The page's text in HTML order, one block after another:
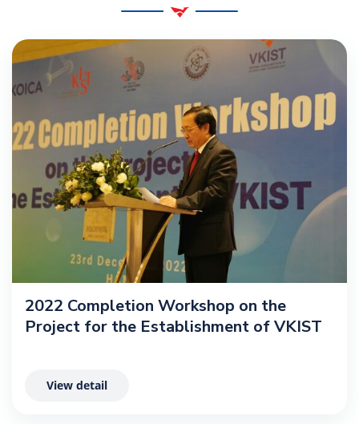
2022 Completion Workshop on the
Project for the Establishment of VKIST
View detail